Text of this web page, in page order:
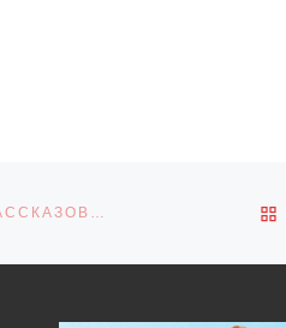
НОВОГОДНИЕ ПОДАРКИ СДЕЛАЛИ СВОИМИ РУКАМИ РАССКАЗОВСКИЕ УЧАСТНИКИ ШКОЛЫ «НАСЛЕДНИКИ ТРАДИЦИЙ»